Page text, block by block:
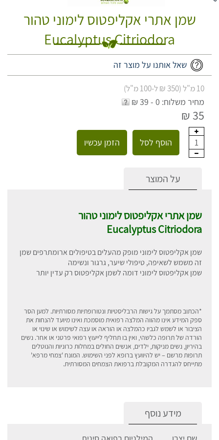
שמן אתרי אקליפטוס לימוני טהור
Eucalyptus Citriodora
שאל אותנו על מוצר זה
10 מ"ל (350 ₪ ל-100 מ"ל)
מחיר משלוח: 0 - 39 ₪
35 ₪
1 הוסף לסל הזמן עכשיו
על המוצר
שמן אתרי אקליפטוס לימוני טהור
Eucalyptus Citriodora
שמן אקליפטוס לימוני מופק מהעלים בטיפולים ארומתרפים שמן
זה משמש לשאיפה, טיפולי שיער, גרגור ונשימה
שמן אקליפטוס לימוני דומה לשמן אקליפטוס רק עדין יותר
*הכתוב מסתמך על גישות הרבליסטיות ונטורופתיות מסורתיות. למען הסר
ספק המידע אינו מהווה המלצה רפואית מוסמכת ואינו מיועד להנחות את
הציבור או לשמש לגביו כהמלצה או הוראה או עצה לשימוש או שינוי או
הורדה של תרופה כלשהי, ואין בו תחליף לייעוץ רפואי פרטני או אחר. נשים
בהיריון, נשים מניקות, ילדים, אנשים החולים במחלות כרוניות והנוטלים
תרופות מרשם – יש להיוועץ ברופא לפני השימוש. המונח 'צמחי מרפא'
מתייחס להגדרה המקובלת ברפואת הצמחים המסורתית.
מידע נוסף